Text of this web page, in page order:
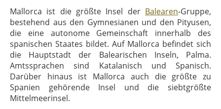
Mallorca ist die größte Insel der Balearen-Gruppe,
bestehend aus den Gymnesianen und den Pityusen,
die eine autonome Gemeinschaft innerhalb des
spanischen Staates bildet. Auf Mallorca befindet sich
die Hauptstadt der Balearischen Inseln, Palma.
Amtssprachen sind Katalanisch und Spanisch.
Darüber hinaus ist Mallorca auch die größte zu
Spanien gehörende Insel und die siebtgrößte
Mittelmeerinsel.